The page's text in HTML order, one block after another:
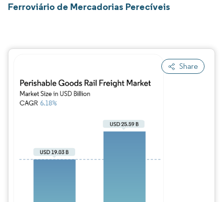
Ferroviário de Mercadorias Perecíveis
Share